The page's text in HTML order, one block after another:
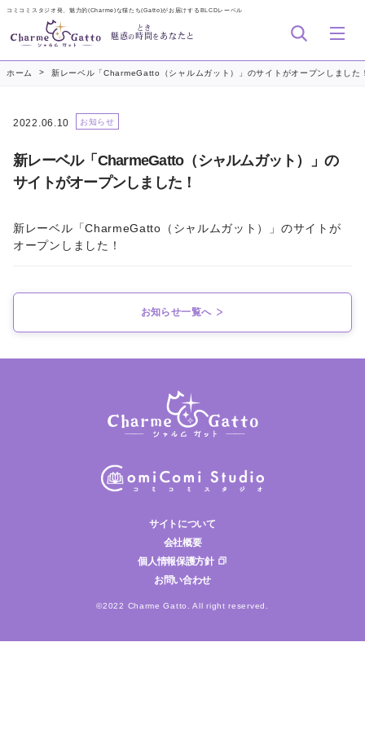
コミコミスタジオ発、魅力的(Charme)な猫たち(Gatto)がお届けするBLCDレーベル
魅惑の 時間
とき
を あなたと
ホーム > 新レーベル「CharmeGatto（シャルムガット）」のサイトがオープンしました
2022.06.10 お知らせ
新レーベル「CharmeGatto（シャルムガット）」の
サイトがオープンしました！
新レーベル「CharmeGatto（シャルムガット）」のサイトが
オープンしました！
お知らせ一覧へ
サイトについて
会社概要
個人情報保護方針
お問い合わせ
©2022 Charme Gatto. All right reserved.